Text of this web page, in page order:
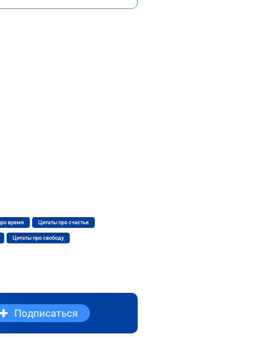
время Цитаты про счастье
Цитаты про свободу
Подписаться